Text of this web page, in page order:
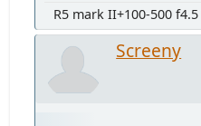
R5 mark II+100-500 f4.5
Screeny